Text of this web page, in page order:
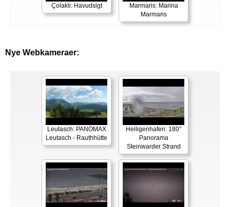
Çolakli: Havudsigt
Marmaris: Marina
Marmaris
Nye Webkameraer:
Leutasch: PANOMAX
Leutasch - Rauthhütte
Heiligenhafen: 180°
Panorama
Steinwarder Strand